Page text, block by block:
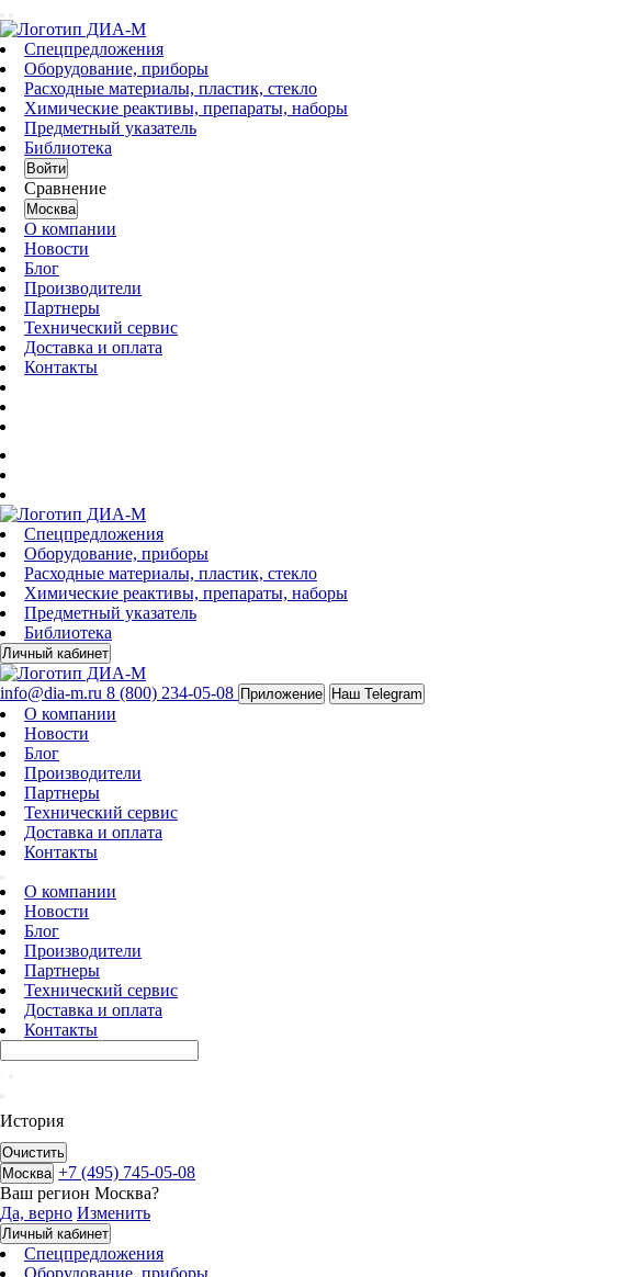
Спецпредложения
Оборудование, приборы
Расходные материалы, пластик, стекло
Химические реактивы, препараты, наборы
Предметный указатель
Библиотека
Войти
Сравнение
Москва
О компании
Новости
Блог
Производители
Партнеры
Технический сервис
Доставка и оплата
Контакты
Спецпредложения
Оборудование, приборы
Расходные материалы, пластик, стекло
Химические реактивы, препараты, наборы
Предметный указатель
Библиотека
Личный кабинет
info@dia-m.ru 8 (800) 234-05-08 Приложение Наш Telegram
О компании
Новости
Блог
Производители
Партнеры
Технический сервис
Доставка и оплата
Контакты
О компании
Новости
Блог
Производители
Партнеры
Технический сервис
Доставка и оплата
Контакты
История
Очистить
Москва +7 (495) 745-05-08
Ваш регион Москва?
Да, верно Изменить
Личный кабинет
Спецпредложения
Оборудование, приборы